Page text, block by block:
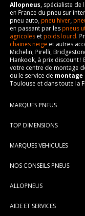
Allopneus, spécialiste de
en France du pneu sur
pneu auto,pneu hiver,
en passant par lespneus
agricoles etpoids lourd.
chaines neige et autres
Michelin, Pirelli,
Hankook, à prix discount !
votre centre de montage
ou le service de montage
Toulouse et dans toute la
MARQUES PNEUS
Pneus Continental
Pneus Hankook
Pneus Dunlop
TOP DIMENSIONS
195/65R15
205/60R16
MARQUES VEHICULES
Peugeot
NOS CONSEILS PNEUS
Pression pneu
ALLOPNEUS
AIDE ET SERVICES